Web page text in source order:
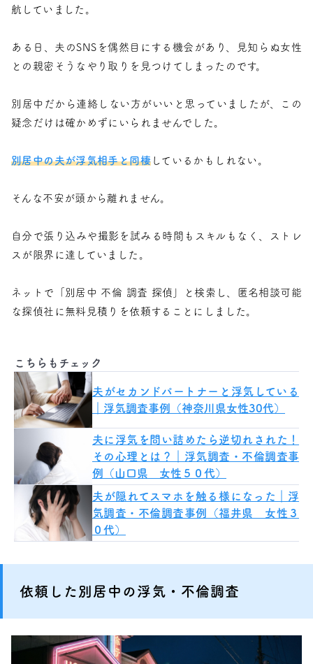
航していました。
ある日、夫のSNSを偶然目にする機会があり、見知らぬ女性
との親密そうなやり取りを見つけてしまったのです。
別居中だから連絡しない方がいいと思っていましたが、この
疑念だけは確かめずにいられませんでした。
別居中の夫が浮気相手と同棲しているかもしれない。
そんな不安が頭から離れません。
自分で張り込みや撮影を試みる時間もスキルもなく、ストレ
スが限界に達していました。
ネットで「別居中 不倫 調査 探偵」と検索し、匿名相談可能
な探偵社に無料見積りを依頼することにしました。
こちらもチェック
夫がセカンドパートナーと浮気している
｜浮気調査事例（神奈川県女性30代）
夫に浮気を問い詰めたら逆切れされた！
その心理とは？｜浮気調査・不倫調査事
例（山口県 女性５０代）
夫が隠れてスマホを触る様になった｜浮
気調査・不倫調査事例（福井県 女性３
０代）
依頼した別居中の浮気・不倫調査